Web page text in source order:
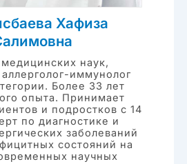
Хафиза
наук,
иммунолог
Более 33 лет
опыта. Принимает
и подростков с 14
по диагностике и
заболеваний
состояний на
научных